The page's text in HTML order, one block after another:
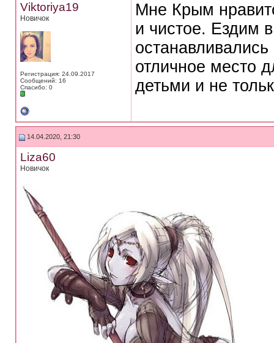
Viktoriya19
Новичок
Регистрация: 24.09.2017
Сообщений: 16
Спасибо: 0
Мне Крым
и чистое. Ездим
отличное место
детьми и не
14.04.2020, 21:30
Liza60
Новичок